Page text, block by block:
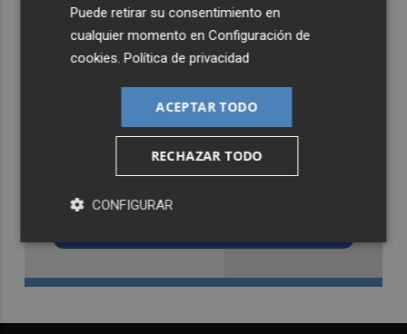
Recibe toda la actualidad de
Castellón Plaza en tu correo
Puede retirar su consentimiento en
cualquier momento enConfiguración de
cookies.Política de privacidad
ACEPTAR TODO
RECHAZAR TODO
CONFIGURAR